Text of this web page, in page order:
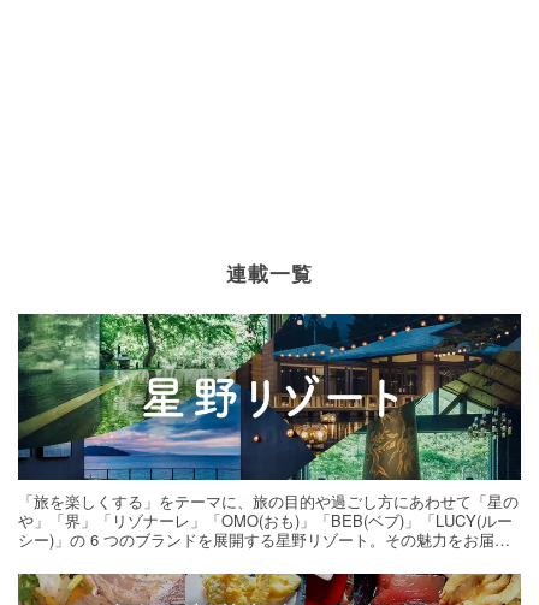
連載一覧
「旅を楽しくする」をテーマに、旅の目的や過ごし方にあわせて「星の
や」「界」「リゾナーレ」「OMO(おも)」「BEB(ベブ)」「LUCY(ルー
シー)」の 6 つのブランドを展開する星野リゾート。その魅力をお届け